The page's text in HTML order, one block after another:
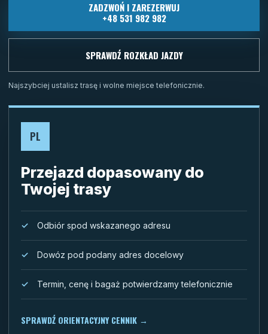
ZADZWOŃ I ZAREZERWUJ
+48 531 982 982
SPRAWDŹ ROZKŁAD JAZDY
Najszybciej ustalisz trasę i wolne miejsce telefonicznie.
PL
Przejazd dopasowany do
Twojej trasy
Odbiór spod wskazanego adresu
Dowóz pod podany adres docelowy
Termin, cenę i bagaż potwierdzamy telefonicznie
SPRAWDŹ ORIENTACYJNY CENNIK →